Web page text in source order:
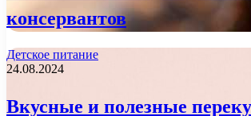
консервантов
Детское питание
24.08.2024
Вкусные и полезные